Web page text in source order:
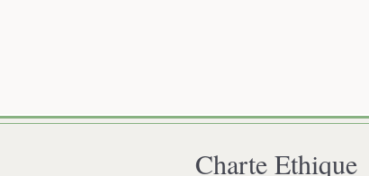
Charte Ethique